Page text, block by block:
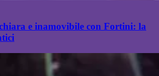
e inamovibile con Fortini: la